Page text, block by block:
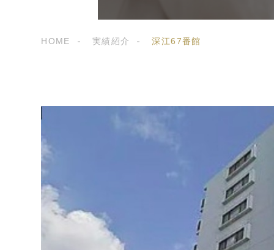
HOME 実績紹介 深江67番館